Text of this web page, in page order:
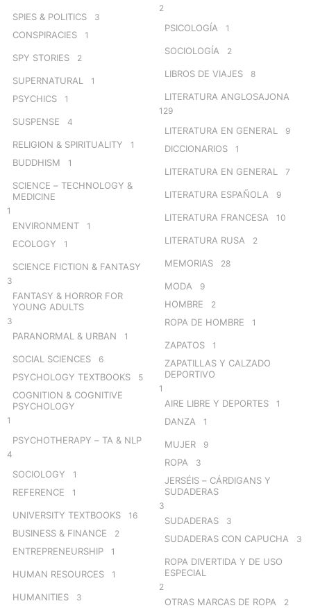
SPIES & POLITICS 3
CONSPIRACIES 1
SPY STORIES 2
SUPERNATURAL 1
PSYCHICS 1
SUSPENSE 4
RELIGION & SPIRITUALITY 1
BUDDHISM 1
SCIENCE – TECHNOLOGY &
MEDICINE
1
ENVIRONMENT 1
ECOLOGY 1
SCIENCE FICTION & FANTASY
3
FANTASY & HORROR FOR
YOUNG ADULTS
3
PARANORMAL & URBAN 1
SOCIAL SCIENCES 6
PSYCHOLOGY TEXTBOOKS 5
COGNITION & COGNITIVE
PSYCHOLOGY
1
PSYCHOTHERAPY – TA & NLP
4
SOCIOLOGY 1
REFERENCE 1
UNIVERSITY TEXTBOOKS 16
BUSINESS & FINANCE 2
ENTREPRENEURSHIP 1
HUMAN RESOURCES 1
HUMANITIES 3
2
PSICOLOGÍA 1
SOCIOLOGÍA 2
LIBROS DE VIAJES 8
LITERATURA ANGLOSAJONA
129
LITERATURA EN GENERAL 9
DICCIONARIOS 1
LITERATURA EN GENERAL 7
LITERATURA ESPAÑOLA 9
LITERATURA FRANCESA 10
LITERATURA RUSA 2
MEMORIAS 28
MODA 9
HOMBRE 2
ROPA DE HOMBRE 1
ZAPATOS 1
ZAPATILLAS Y CALZADO
DEPORTIVO
1
AIRE LIBRE Y DEPORTES 1
DANZA 1
MUJER 9
ROPA 3
JERSÉIS – CÁRDIGANS Y
SUDADERAS
3
SUDADERAS 3
SUDADERAS CON CAPUCHA 3
ROPA DIVERTIDA Y DE USO
ESPECIAL
2
OTRAS MARCAS DE ROPA 2